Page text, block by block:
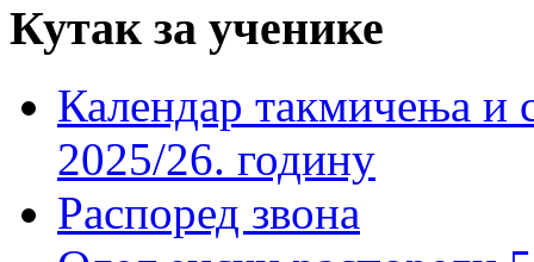
Кутак за ученике
Календар такмичења
2025/26. годину
Распоред звона